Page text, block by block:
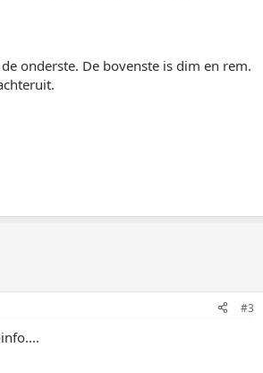
onderste. De bovenste is dim en rem.
#3